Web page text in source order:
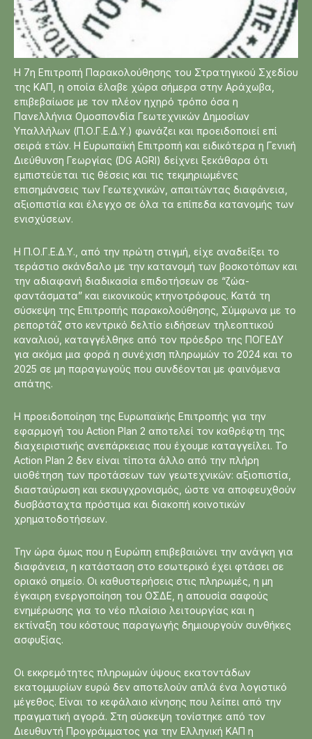
Η 7η Επιτροπή Παρακολούθησης του Στρατηγικού Σχεδίου
της ΚΑΠ, η οποία έλαβε χώρα σήμερα στην Αράχωβα,
επιβεβαίωσε με τον πλέον ηχηρό τρόπο όσα η
Πανελλήνια Ομοσπονδία Γεωτεχνικών Δημοσίων
Υπαλλήλων (Π.Ο.Γ.Ε.Δ.Υ.) φωνάζει και προειδοποιεί επί
σειρά ετών. Η Ευρωπαϊκή Επιτροπή και ειδικότερα η Γενική
Διεύθυνση Γεωργίας (DG AGRI) δείχνει ξεκάθαρα ότι
εμπιστεύεται τις θέσεις και τις τεκμηριωμένες
επισημάνσεις των Γεωτεχνικών, απαιτώντας διαφάνεια,
αξιοπιστία και έλεγχο σε όλα τα επίπεδα κατανομής των
ενισχύσεων.
Η Π.Ο.Γ.Ε.Δ.Υ., από την πρώτη στιγμή, είχε αναδείξει το
τεράστιο σκάνδαλο με την κατανομή των βοσκοτόπων και
την αδιαφανή διαδικασία επιδοτήσεων σε “ζώα-
φαντάσματα” και εικονικούς κτηνοτρόφους. Κατά τη
σύσκεψη της Επιτροπής παρακολούθησης, Σύμφωνα με το
ρεπορτάζ στο κεντρικό δελτίο ειδήσεων τηλεοπτικού
καναλιού, καταγγέλθηκε από τον πρόεδρο της ΠΟΓΕΔΥ
για ακόμα μια φορά η συνέχιση πληρωμών το 2024 και το
2025 σε μη παραγωγούς που συνδέονται με φαινόμενα
απάτης.
Η προειδοποίηση της Ευρωπαϊκής Επιτροπής για την
εφαρμογή του Action Plan 2 αποτελεί τον καθρέφτη της
διαχειριστικής ανεπάρκειας που έχουμε καταγγείλει. Το
Action Plan 2 δεν είναι τίποτα άλλο από την πλήρη
υιοθέτηση των προτάσεων των γεωτεχνικών: αξιοπιστία,
διασταύρωση και εκσυγχρονισμός, ώστε να αποφευχθούν
δυσβάσταχτα πρόστιμα και διακοπή κοινοτικών
χρηματοδοτήσεων.
Την ώρα όμως που η Ευρώπη επιβεβαιώνει την ανάγκη για
διαφάνεια, η κατάσταση στο εσωτερικό έχει φτάσει σε
οριακό σημείο. Οι καθυστερήσεις στις πληρωμές, η μη
έγκαιρη ενεργοποίηση του ΟΣΔΕ, η απουσία σαφούς
ενημέρωσης για το νέο πλαίσιο λειτουργίας και η
εκτίναξη του κόστους παραγωγής δημιουργούν συνθήκες
ασφυξίας.
Οι εκκρεμότητες πληρωμών ύψους εκατοντάδων
εκατομμυρίων ευρώ δεν αποτελούν απλά ένα λογιστικό
μέγεθος. Είναι το κεφάλαιο κίνησης που λείπει από την
πραγματική αγορά. Στη σύσκεψη τονίστηκε από τον
Διευθυντή Προγράμματος για την Ελληνική ΚΑΠ η